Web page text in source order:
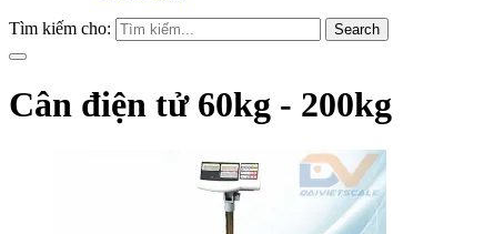
Tìm kiếm cho: Search
Cân điện tử 60kg - 200kg